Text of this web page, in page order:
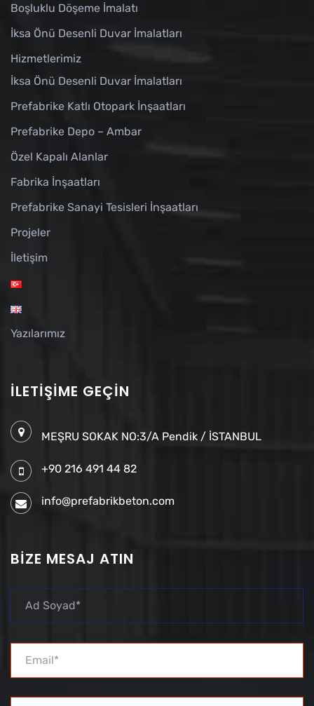
Boşluklu Döşeme İmalatı
İksa Önü Desenli Duvar İmalatları
Hizmetlerimiz
İksa Önü Desenli Duvar İmalatları
Prefabrike Katlı Otopark İnşaatları
Prefabrike Depo – Ambar
Özel Kapalı Alanlar
Fabrika İnşaatları
Prefabrike Sanayi Tesisleri İnşaatları
Projeler
İletişim
Yazılarımız
İLETIŞIME GEÇIN
MEŞRU SOKAK NO:3/A Pendik / İSTANBUL
+90 216 491 44 82
info@prefabrikbeton.com
BIZE MESAJ ATIN